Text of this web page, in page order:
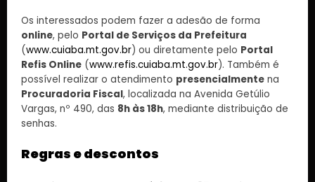
Os interessados podem fazer a adesão de forma
online, pelo Portal de Serviços da Prefeitura
(www.cuiaba.mt.gov.br) ou diretamente pelo Portal
Refis Online (www.refis.cuiaba.mt.gov.br). Também é
possível realizar o atendimento presencialmente na
Procuradoria Fiscal, localizada na Avenida Getúlio
Vargas, nº 490, das 8h às 18h, mediante distribuição de
senhas.
Regras e descontos